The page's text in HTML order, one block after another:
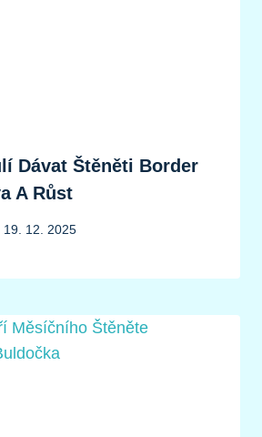
Dávat Štěněti Border
A Růst
19. 12. 2025